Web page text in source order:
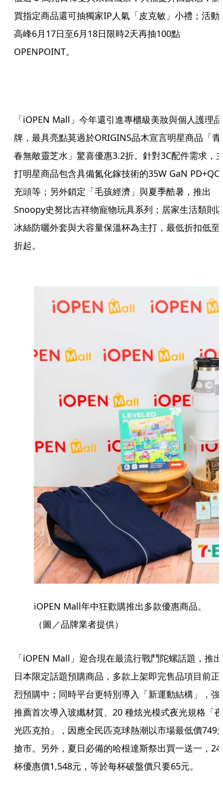
買指定商品還可抽獨家IP人氣「皮克敏」小禮；活動
高峰6月17日至6月18日限時2天再抽100點
OPENPOINT。
「iOPEN Mall」今年還引進專櫃級美妝與個人護理品
牌，最具亮點莫過於ORIGINS品木宣言明星商品「青
春無敵靈芝水」驚喜優惠3.2折。針對3C配件需求，
打明星商品包含具備氮化鎵技術的35W GaN PD+QC
充頭等；另外鎖定「毛孩經濟」與夏季酷暑，推出
Snoopy史努比吉祥物寵物玩具系列；居家生活類則
冰絲防曬外套與大容量保溫杯為主打，最低折扣低至
折起。
iOPEN Mall年中狂歡購推出多款優惠商品。
（圖／品牌業者提供）
「iOPEN Mall」迎合現在最流行戰鬥陀螺話題，推出
日本限定話題預購商品，多款上架即完售品項目前正
烈預購中；同時平台更特別導入「新運動結構」，強
推薦首次導入玻纖材質、20 種炫光模式夜光規格「夜
光匹克拍」，因應全民匹克球熱潮以市場最低價749
搶市。另外，夏日必備的哈根達斯祭出買一送一，24
杯優惠價1,548元，等於每杯破盤價只要65元。